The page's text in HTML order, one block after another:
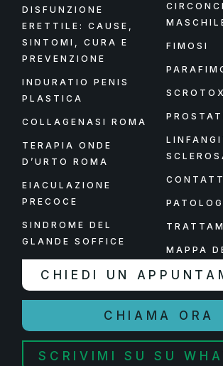
DISFUNZIONE
ERETTILE: CAUSE,
SINTOMI, CURA E
PREVENZIONE
INDURATIO PENIS
PLASTICA
COLLAGENASI ROMA
TERAPIA ONDE
D’URTO ROMA
EIACULAZIONE
PRECOCE
SINDROME DEL
GLANDE SOFFICE
FIMOSI
SCROTOX
MAPPA
CHIEDI UN
CHIAMA ORA
SCRIVIMI SU SU